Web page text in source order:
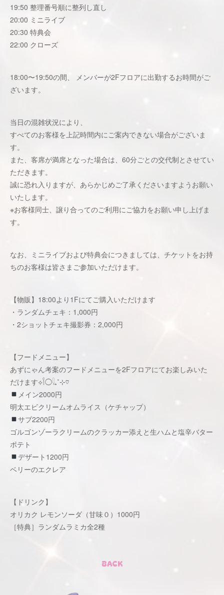
19:50 整理番号順に整列し直し
20:00 ミニライブ
20:30 特典会
22:00 クローズ
18:00〜19:50の間、 メンバーが2Fフロアに出勤するお時間がご
ざいます。
当日の混雑状況により、
すべてのお客様を上記時間内にご案内できない場合がございま
す。
また、客席が満席となった場合は、60分ごとの交代制とさせてい
ただきます。
誠に恐れ入りますが、あらかじめご了承くださいますようお願い
いたします。
※お客様同士、譲り合ってのご利用にご協力をお願い申し上げま
す。
なお、ミニライブおよび特典会につきましては、チケットをお持
ちのお客様は皆さまご参加いただけます。
【物販】18:00より1Fにてご購入いただけます
・ランダムチェキ：1,000円
・2ショットチェキ撮影券：2,000円
【フードメニュー】
あずにゃん考案のフードメニューを2Fフロアにてお楽しみいた
だけます⟡𓌉◯𓇋₊˚⊹♡
メイン2000円
明太エビクリームオムライス（ケチャップ）
サブ2200円
ゴルゴンゾーラクリームのクラッカー添えと生ハムと塩辛バター
ポテト
デザート1200円
ベリーのエクレア
【ドリンク】
オリカク レモンソーダ（甘味０）1000円
［特典］ランダムラミカ全2種
BACK